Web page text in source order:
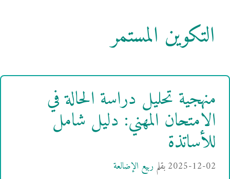
التكوين المستمر
منهجية تحليل دراسة الحالة في
الامتحان المهني: دليل شامل
للأساتذة
2025-12-02بقلم ربيع الإضالعة